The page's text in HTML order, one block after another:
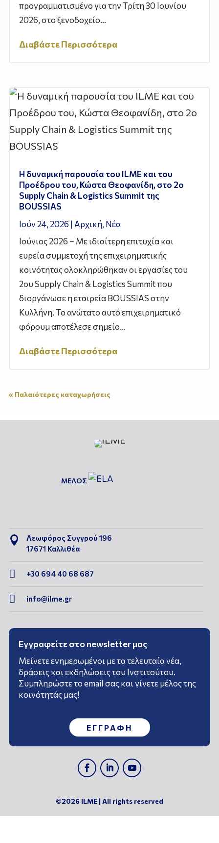
προγραμματισμένο για την Τρίτη 30 Ιουνίου
2026, στο ξενοδοχείο...
Διαβάστε Περισσότερα
Η δυναμική παρουσία του ILME και του
Προέδρου του, Κώστα Θεοφανίδη, στο 2ο
Supply Chain & Logistics Summit της
BOUSSIAS
Ιούν 24, 2026 | Αρχική, Νέα
Ιούνιος 2026 – Με ιδιαίτερη επιτυχία και
ευρεία συμμετοχή της επιχειρηματικής
κοινότητας ολοκληρώθηκαν οι εργασίες του
2ου Supply Chain & Logistics Summit που
διοργάνωσε η εταιρεία BOUSSIAS στην
Κυλλήνη. Το ανώτατο αυτό επιχειρηματικό
φόρουμ αποτέλεσε σημείο...
Διαβάστε Περισσότερα
« Παλαιότερες καταχωρήσεις
ΜΕΛΟΣ

Λεωφόρος Συγγρού 196
17671 Καλλιθέα
 +30 694 40 68 687
 info@ilme.gr
Εγγραφείτε στο newsletter μας
Μείνετε ενημερωμένοι με τα τελευταία νέα,
δράσεις και εκδηλώσεις του Ινστιτούτου.
Συμπληρώστε το email σας και γίνετε μέλος της
κοινότητάς μας!
ΕΓΓΡΑΦΗ
©2026 ILME | All rights reserved